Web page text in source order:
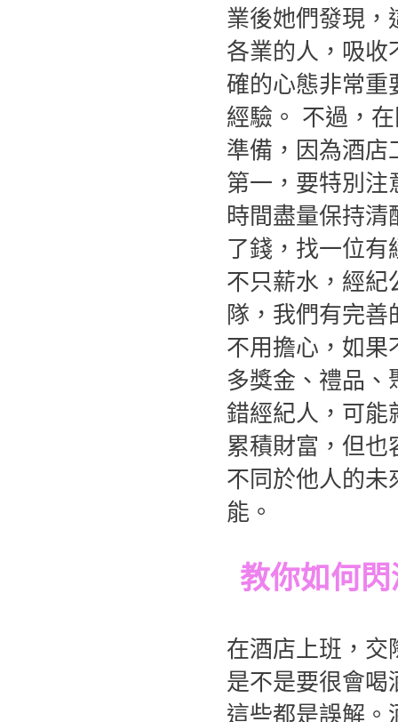
業後她們發現，
各業的人，吸收
確的心態非常重
經驗。 不過，
準備，因為酒店
第一，要特別注
時間盡量保持
了錢，找一位
不只薪水，經紀
隊，我們有完
不用擔心，如果
多獎金、禮品、
錯經紀人，可能
累積財富，但
不同於他人的未
能。
教你如何
在酒店上班，交
是不是要很會喝
這些都是誤解。